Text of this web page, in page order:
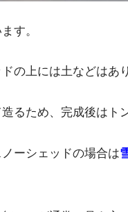
す。
の上には土などはあ
るため、完成後はト
ーシェッドの場合は